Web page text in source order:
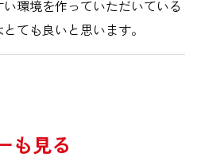
環境を作っていただいている
ても良いと思います。
も見る